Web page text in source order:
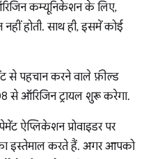
कम्यूनिकेशन के लिए,
होती. साथ ही, इसमें कोई
से पहचान करने वाले फ़ील्ड
से ऑरिजिन ट्रायल शुरू करेगा.
ऐप्लिकेशन प्रोवाइडर पर
इस्तेमाल करते हैं. अगर आपको